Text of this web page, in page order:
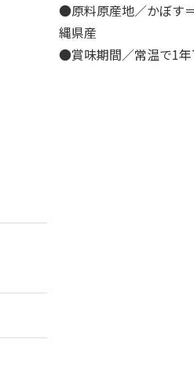
●原料原産地／かぼす
縄県産
●賞味期間／常温で1